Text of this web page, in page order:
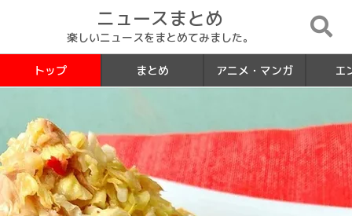
ニュースまとめ
楽しいニュースをまとめてみました。
トップ まとめ アニメ・マンガ エ